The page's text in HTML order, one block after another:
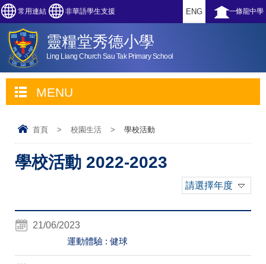
常用連結 非華語學生支援 一條龍中學
ENG
靈糧堂秀德小學
Ling Liang Church Sau Tak Primary School
MENU
首頁 > 校園生活 > 學校活動
學校活動 2022-2023
請選擇年度
21/06/2023
運動體驗 : 健球